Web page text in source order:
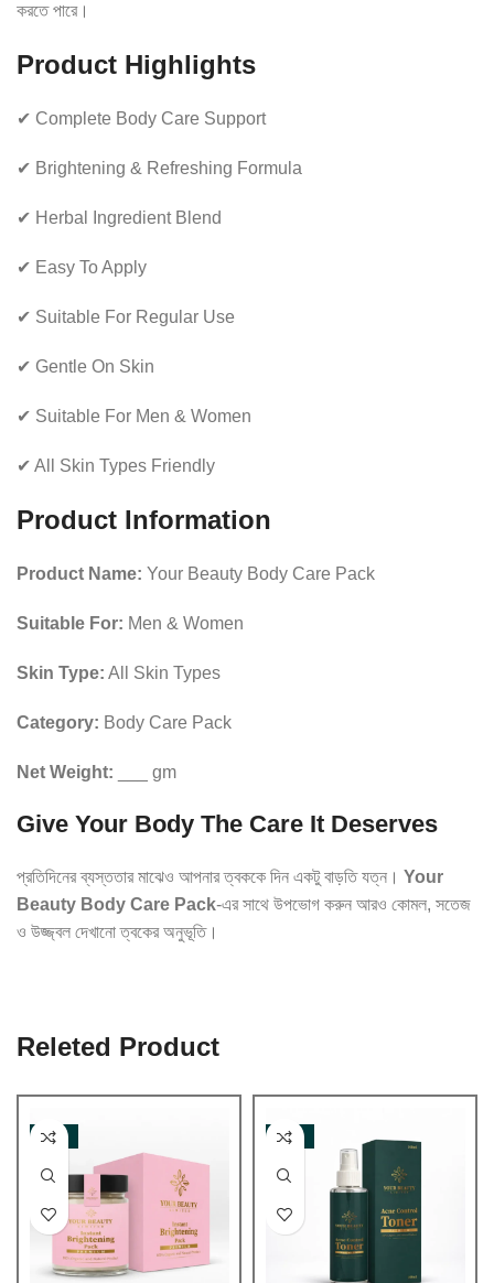
করতে পারে।
Product Highlights
✔ Complete Body Care Support
✔ Brightening & Refreshing Formula
✔ Herbal Ingredient Blend
✔ Easy To Apply
✔ Suitable For Regular Use
✔ Gentle On Skin
✔ Suitable For Men & Women
✔ All Skin Types Friendly
Product Information
Product Name: Your Beauty Body Care Pack
Suitable For: Men & Women
Skin Type: All Skin Types
Category: Body Care Pack
Net Weight: ___ gm
Give Your Body The Care It Deserves
প্রতিদিনের ব্যস্ততার মাঝেও আপনার ত্বককে দিন একটু বাড়তি যত্ন। Your
Beauty Body Care Pack-এর সাথে উপভোগ করুন আরও কোমল, সতেজ
ও উজ্জ্বল দেখানো ত্বকের অনুভূতি।
Releted Product
-32% -10%